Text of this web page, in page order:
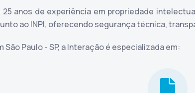
25 anos de experiência em propriedade
ao INPI, oferecendo segurança técnica,
São Paulo - SP, a Interação é especializada em: